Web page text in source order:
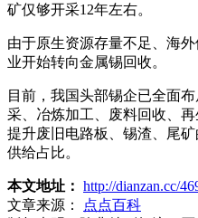
矿仅够开采12年左右。
由于原生资源存量不足、海
业开始转向金属锡回收。
目前，我国头部锡企已全面
采、冶炼加工、废料回收、
提升废旧电路板、锡渣、尾
供给占比。
本文地址： http://dianzan.cc/
文章来源：
点点百科